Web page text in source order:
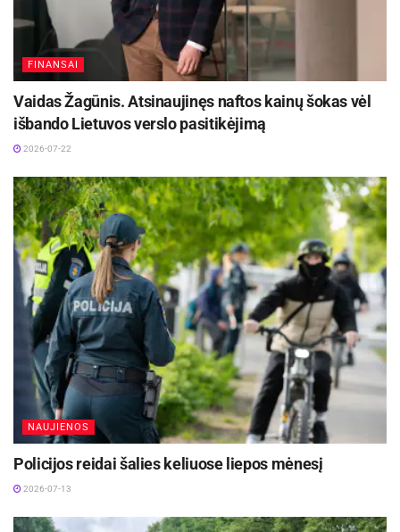
Kauno apskr. VPK informacija
FINANSAI
Vaidas Žagūnis. Atsinaujinęs naftos kainų šokas vėl
išbando Lietuvos verslo pasitikėjimą
2026-07-22
NAUJIENOS
Policijos reidai šalies keliuose liepos mėnesį
2026-07-13